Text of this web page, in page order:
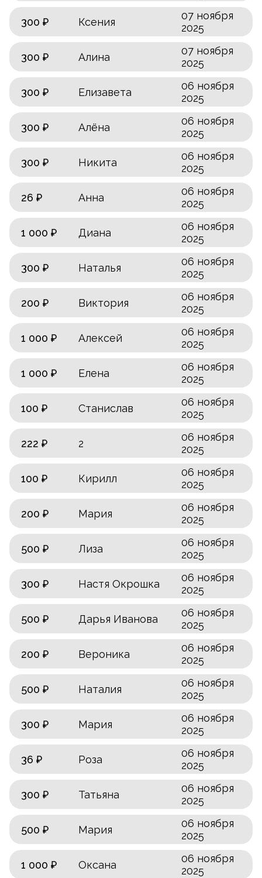
300 ₽ Ксения
07 ноября
2025
300 ₽ Алина
07 ноября
2025
300 ₽ Елизавета
06 ноября
2025
300 ₽ Алёна
06 ноября
2025
300 ₽ Никита
06 ноября
2025
26 ₽ Анна
06 ноября
2025
1 000 ₽ Диана
06 ноября
2025
300 ₽ Наталья
06 ноября
2025
200 ₽ Виктория
06 ноября
2025
1 000 ₽ Алексей
06 ноября
2025
1 000 ₽ Елена
06 ноября
2025
100 ₽ Станислав
06 ноября
2025
222 ₽ 2
06 ноября
2025
100 ₽ Кирилл
06 ноября
2025
200 ₽ Мария
06 ноября
2025
500 ₽ Лиза
06 ноября
2025
300 ₽ Настя Окрошка
06 ноября
2025
500 ₽ Дарья Иванова
06 ноября
2025
200 ₽ Вероника
06 ноября
2025
500 ₽ Наталия
06 ноября
2025
300 ₽ Мария
06 ноября
2025
36 ₽ Роза
06 ноября
2025
300 ₽ Татьяна
06 ноября
2025
500 ₽ Мария
06 ноября
2025
1 000 ₽ Оксана
06 ноября
2025